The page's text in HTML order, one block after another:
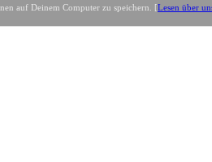
auf Deinem Computer zu speichern. [Lesen über